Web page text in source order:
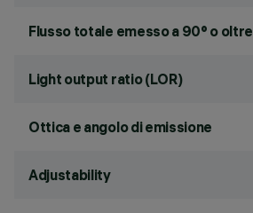
Flusso totale emesso a 90° o
Light output ratio (LOR)
Ottica e angolo di emissione
Adjustability